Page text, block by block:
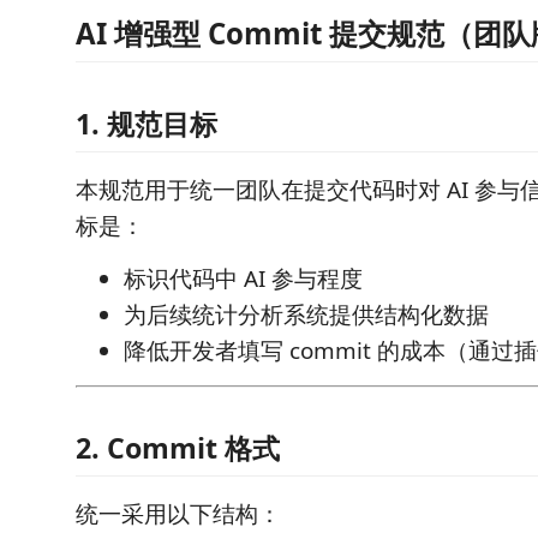
AI 增强型 Commit 提交规范（团队
1. 规范目标
本规范用于统一团队在提交代码时对 AI 参与
标是：
标识代码中 AI 参与程度
为后续统计分析系统提供结构化数据
降低开发者填写 commit 的成本（通过
2. Commit 格式
统一采用以下结构：